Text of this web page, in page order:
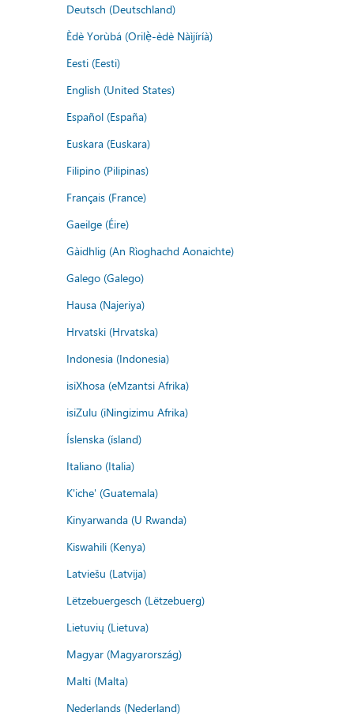
Deutsch (Deutschland)
Èdè Yorùbá (Orilẹ̀-èdè Nàìjíríà)
Eesti (Eesti)
English (United States)
Español (España)
Euskara (Euskara)
Filipino (Pilipinas)
Français (France)
Gaeilge (Éire)
Gàidhlig (An Rìoghachd Aonaichte)
Galego (Galego)
Hausa (Najeriya)
Hrvatski (Hrvatska)
Indonesia (Indonesia)
isiXhosa (eMzantsi Afrika)
isiZulu (iNingizimu Afrika)
Íslenska (ísland)
Italiano (Italia)
K'iche' (Guatemala)
Kinyarwanda (U Rwanda)
Kiswahili (Kenya)
Latviešu (Latvija)
Lëtzebuergesch (Lëtzebuerg)
Lietuvių (Lietuva)
Magyar (Magyarország)
Malti (Malta)
Nederlands (Nederland)